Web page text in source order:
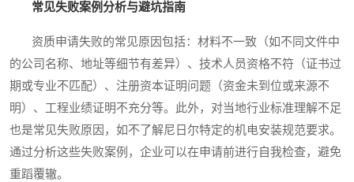
常见失败案例分析与避坑指南
资质申请失败的常见原因包括：材料不一致（如不同文件中
的公司名称、地址等细节有差异）、技术人员资格不符（证书过
期或专业不匹配）、注册资本证明问题（资金未到位或来源不
明）、工程业绩证明不充分等。此外，对当地行业标准理解不足
也是常见失败原因，如不了解尼日尔特定的机电安装规范要求。
通过分析这些失败案例，企业可以在申请前进行自我检查，避免
重蹈覆辙。